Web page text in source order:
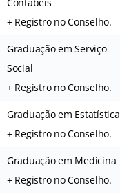
+ Registro no Conselho.
Graduação em Serviço
Social
+ Registro no Conselho.
Graduação em Estatística
+ Registro no Conselho.
Graduação em Medicina
+ Registro no Conselho.